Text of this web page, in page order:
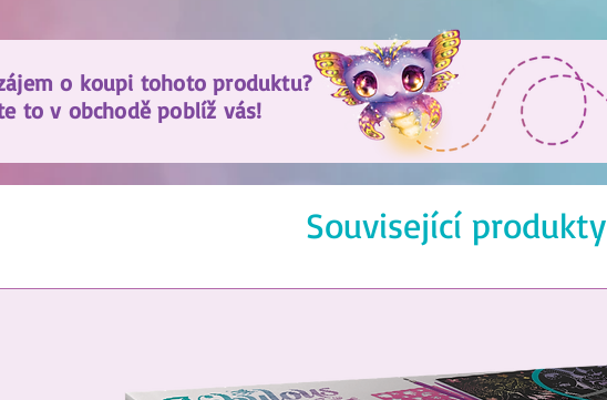
o koupi tohoto produktu?
to v obchodě poblíž vás!
Související produkty